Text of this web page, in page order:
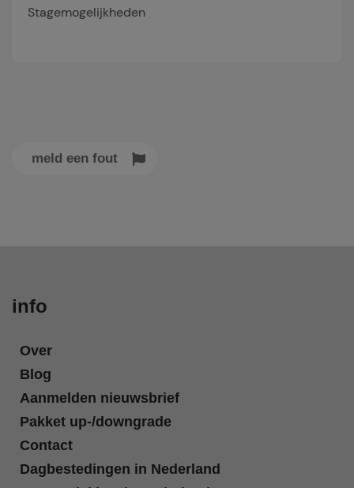
Stagemogelijkheden
meld een fout
info
Over
Blog
Aanmelden nieuwsbrief
Pakket up-/downgrade
Contact
Dagbestedingen in Nederland